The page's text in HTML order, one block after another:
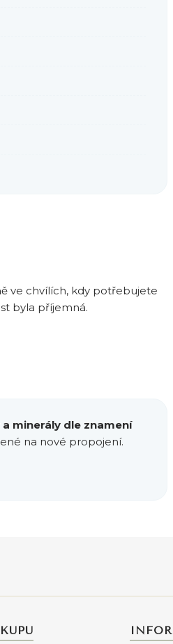
ve chvílích, kdy potřebujete
byla příjemná.
minerály dle znamení
na nové propojení.